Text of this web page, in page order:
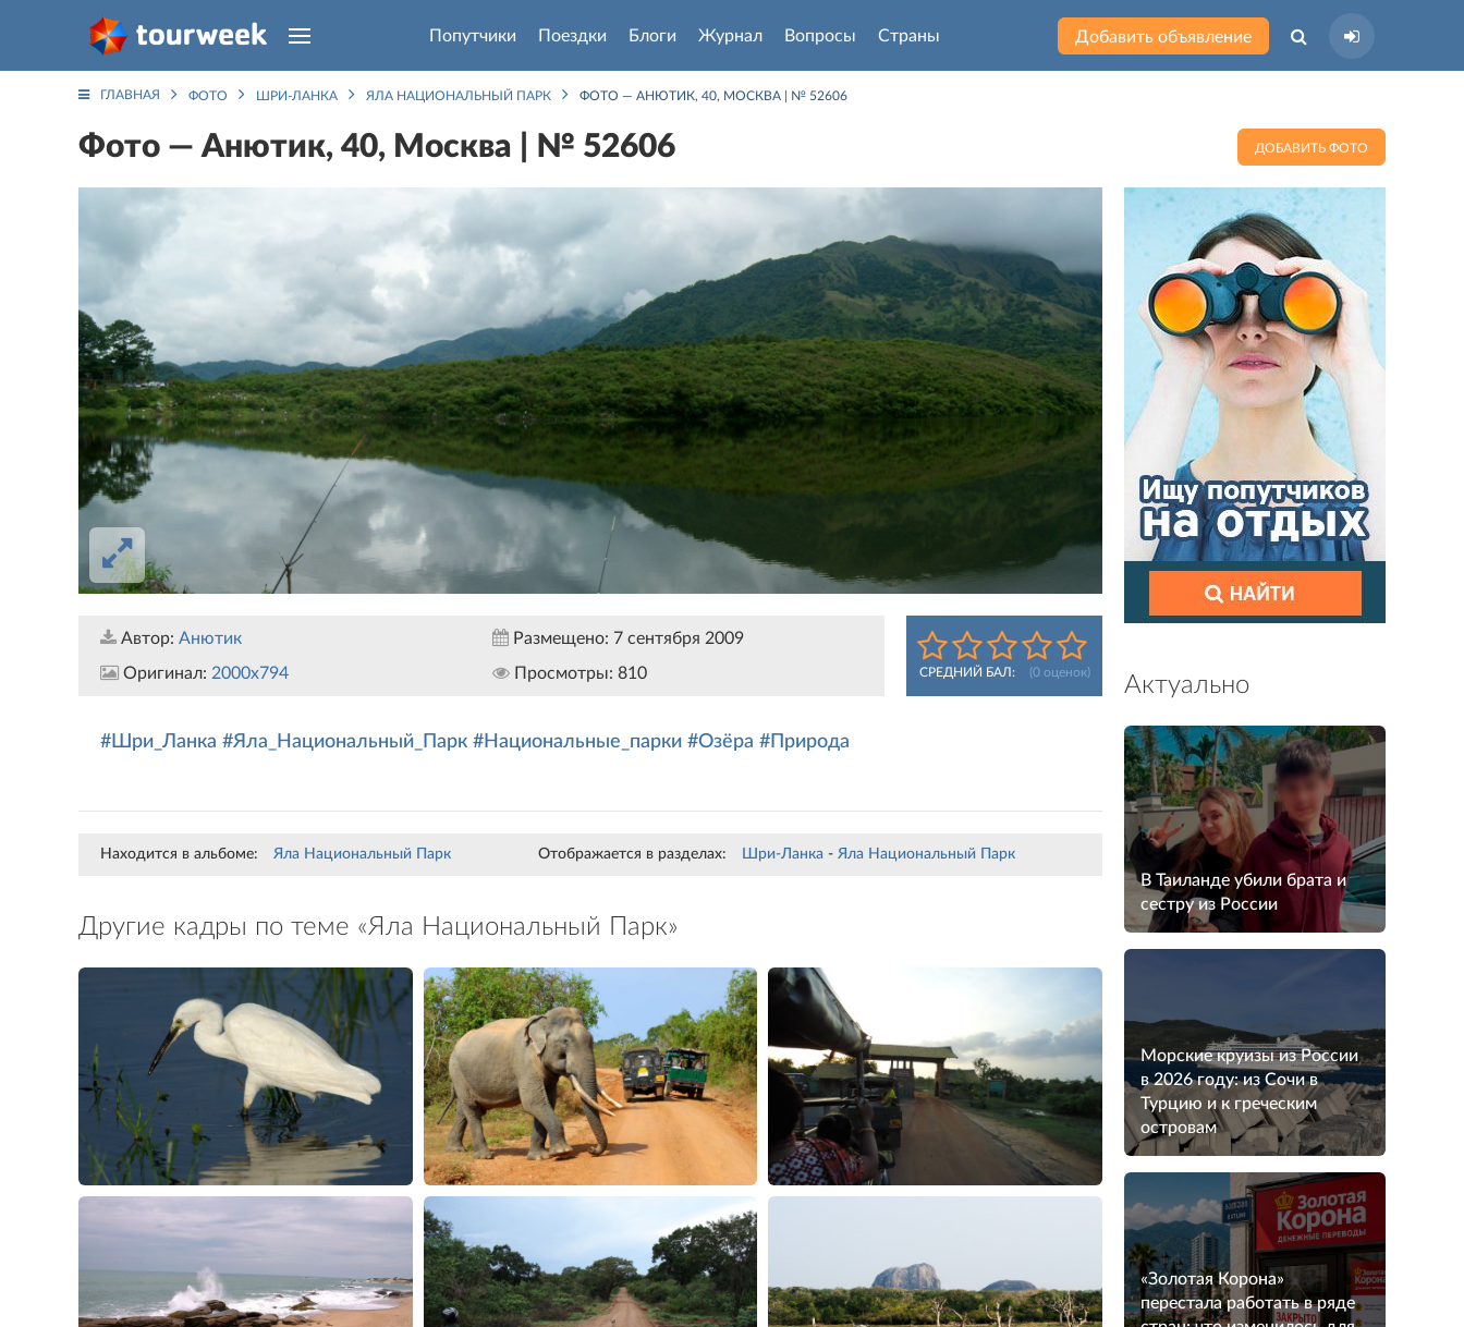
Попутчики Поездки Блоги Журнал Вопросы Страны Добавить объявление
ГЛАВНАЯ ФОТО ШРИ-ЛАНКА ЯЛА НАЦИОНАЛЬНЫЙ ПАРК ФОТО — АНЮТИК, 40, МОСКВА | № 52606
Фото — Анютик, 40, Москва | № 52606 ДОБАВИТЬ ФОТО
Автор: Анютик
Оригинал: 2000x794
Размещено: 7 сентября 2009
Просмотры: 810 СРЕДНИЙ БАЛ: (0оценок)
#Шри_Ланка #Яла_Национальный_Парк #Национальные_парки #Озёра #Природа
Находится в альбоме: Яла Национальный Парк Отображается в разделах: Шри-Ланка - Яла Национальный Парк
Другие кадры по теме «Яла Национальный Парк»
Актуально
В Таиланде убили брата и
сестру из России
Морские круизы из России
в 2026 году: из Сочи в
Турцию и к греческим
островам
«Золотая Корона»
перестала работать в ряде